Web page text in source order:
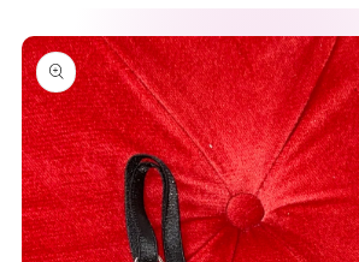
directamente
a la
información
del producto